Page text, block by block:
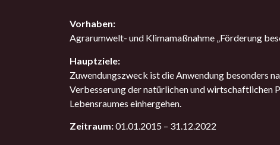
Vorhaben:
Agrarumwelt- und Klimamaßnahme „Förderung
Hauptziele:
Zuwendungszweck ist die Anwendung besonders
Verbesserung der natürlichen und wirtschaftlichen
Lebensraumes einhergehen.
Zeitraum:01.01.2015 – 31.12.2022